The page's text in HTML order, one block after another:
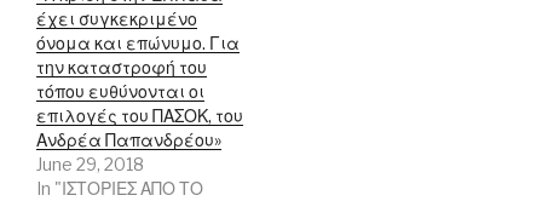
έχει συγκεκριμένο
όνομα και επώνυμο. Για
την καταστροφή του
τόπου ευθύνονται οι
επιλογές του ΠΑΣΟΚ, του
Ανδρέα Παπανδρέου»
June 29, 2018
In "ΙΣΤΟΡΙΕΣ ΑΠΟ ΤΟ